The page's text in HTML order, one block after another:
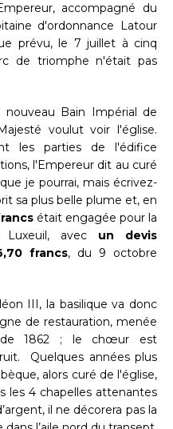
accompagné du
d'ordonnance Latour
prévu, le 7 juillet à cinq
de triomphe n'était pas
Bain Impérial de
voulut voir l'église.
les parties de l'édifice
l'Empereur dit au curé
je pourrai, mais écrivez-
sa plus belle plume et, en
était engagée pour la
Luxeuil, avec un devis
francs, du 9 octobre
III, la basilique va donc
de restauration, menée
de 1862 ; le chœur est
Quelques années plus
alors curé de l'église,
les 4 chapelles attenantes
il ne décorera pas la